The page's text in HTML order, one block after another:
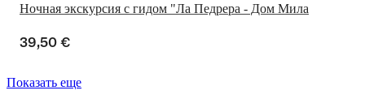
Ночная экскурсия с гидом "Ла Педрера - Дом Мила
39,50 €
Показать еще